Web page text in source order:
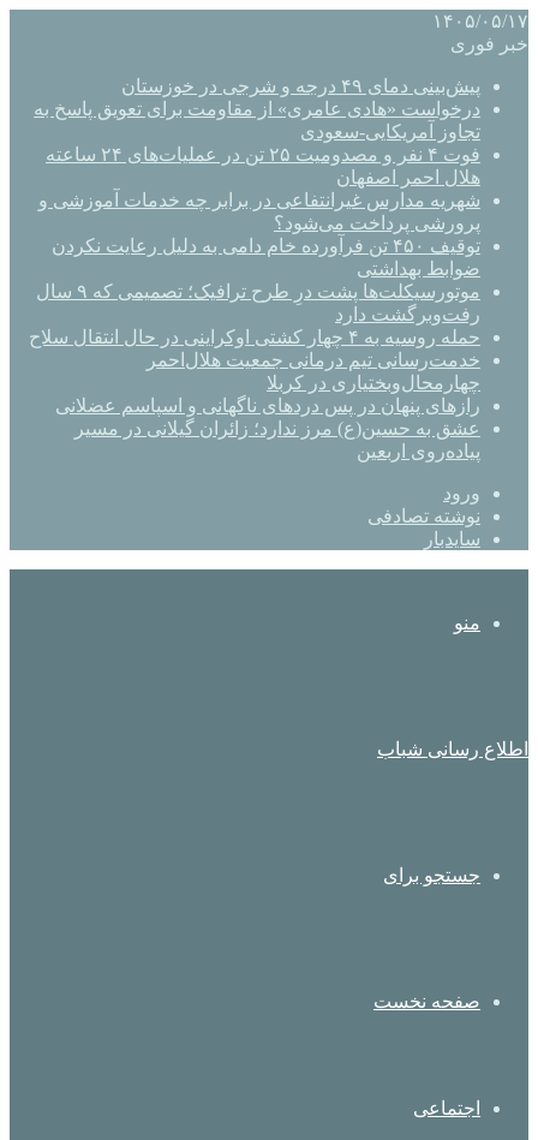
۱۴۰۵/۰۵/۱۷
خبر فوری
پیش‌بینی دمای ۴۹ درجه و شرجی در خوزستان
درخواست «هادی عامری» از مقاومت برای تعویق پاسخ به
تجاوز آمریکایی-سعودی
فوت ۴ نفر و مصدومیت ۲۵ تن در عملیات‌های ۲۴ ساعته
هلال احمر اصفهان
شهریه مدارس غیرانتفاعی در برابر چه خدمات آموزشی و
پرورشی پرداخت می‌شود؟
توقیف ۴۵۰ تن فرآورده خام دامی به دلیل رعایت نکردن
ضوابط بهداشتی
موتورسیکلت‌ها پشت درِ طرح ترافیک؛ تصمیمی که ۹ سال
رفت‌وبرگشت دارد
حمله روسیه به ۴ چهار کشتی اوکراینی در حال انتقال سلاح
خدمت‌رسانی تیم درمانی جمعیت هلال‌احمر
چهارمحال‌وبختیاری در کربلا
رازهای پنهان در پس دردهای ناگهانی و اسپاسم عضلانی
عشق به حسین(ع) مرز ندارد؛ زائران گیلانی در مسیر
پیاده‌روی اربعین
ورود
نوشته تصادفی
سایدبار
منو
اطلاع رسانی شباب
جستجو برای
صفحه نخست
اجتماعی